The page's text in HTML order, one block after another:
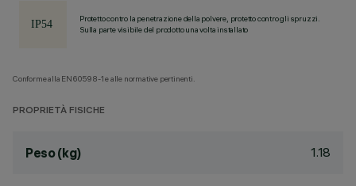
Protetto contro la penetrazione della polvere, protetto contro gli spruzzi.
Sulla parte visibile del prodotto una volta installato
Conforme alla EN60598-1 e alle normative pertinenti.
PROPRIETÀ FISICHE
Peso (kg) 1.18